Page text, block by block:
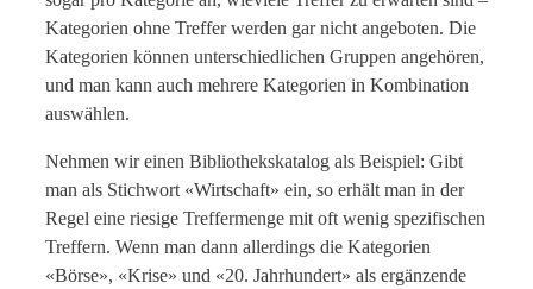
Kategorien ohne Treffer werden gar nicht angeboten. Die
Kategorien können unterschiedlichen Gruppen angehören,
und man kann auch mehrere Kategorien in Kombination
auswählen.
Nehmen wir einen Bibliothekskatalog als Beispiel: Gibt
man als Stichwort «Wirtschaft» ein, so erhält man in der
Regel eine riesige Treffermenge mit oft wenig spezifischen
Treffern. Wenn man dann allerdings die Kategorien
«Börse», «Krise» und «20. Jahrhundert» als ergänzende